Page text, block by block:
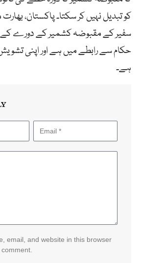
کو تبدیل نہیں کر سکتا۔ پاکستان،
سفیر کے مقبوضہ کشمیر کے دورے
حکام سے رابطے میں ہے اور اپنی تشویش
ہے۔
email, and website in this browser